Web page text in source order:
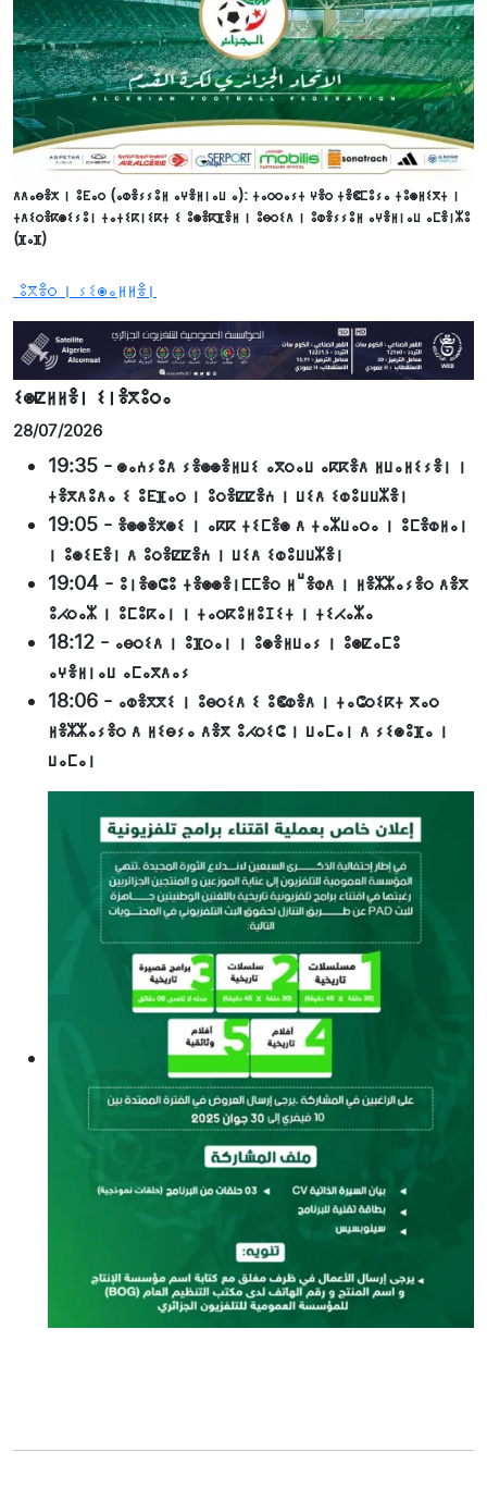
ⴷⴷⴰⴱⴻⵅ ⵏ ⵓⴹⴰⵔ (ⴰⵀⴻⵢⵢⵓⵍ ⴰⵖⴻⵍⵏⴰⵡ ⴰ): ⵜⴰⵔⵔⴰⵢⵜ ⵖⴻⵔ ⵜⴻⵞⵎⵓⵢⴰ ⵜⵓⵙⵍⵉⴳⵜ ⵏ
ⵜⴷⵉⵔⴻⴽⵙⵉⵢⵓⵏ ⵜⴰⵜⵉⴽⵏⵉⴽⵜ ⵉ ⵓⵙⴻⴽⴼⴻⵍ ⵏ ⵓⴱⵔⵉⴷ ⵏ ⵓⵀⴻⵢⵢⵓⵍ ⴰⵖⴻⵍⵏⴰⵡ ⴰⵎⴻⵏⵣⵓ
(ⴼⴰⴼ)
ⵓⴳⴻⵔ ⵏ ⵢⵉⵙⴰⵍⵍⴻⵏ
ⵉⵙⵇⵍⵍⴻⵏ ⵉⵏⴻⴳⵓⵔⴰ
28/07/2026
19:35 - ⵙⴰⵄⵢⵓⴷ ⵢⴻⵙⵙⴻⵍⵡⵉ ⴰⴳⵔⴰⵡ ⴰⴽⴽⴻⴷ ⵍⵡⴰⵍⵉⵢⴻⵏ ⵏ
ⵜⴻⴳⴷⵓⴷⴰ ⵉ ⵓⴹⴼⴰⵔ ⵏ ⵓⵔⴻⵇⵇⴻⵄ ⵏ ⵡⵉⴷ ⵉⵀⵓⵡⵡⵣⴻⵏ
19:05 - ⴻⵙⵙⴻⵅⵙⵉ ⵏ ⴰⴽⴽ ⵜⵉⵎⴻⵙ ⴷ ⵜⴰⵣⵡⴰⵔⴰ ⵏ ⵓⵎⴻⵀⵍⴰⵏ
ⵏ ⵓⵙⵉⴹⴻⵏ ⴷ ⵓⵔⴻⵇⵇⴻⵄ ⵏ ⵡⵉⴷ ⵉⵀⵓⵡⵡⵣⴻⵏ
19:04 - ⵓⵏⴻⵙⵛⵓ ⵜⴻⵙⵙⴻⵏⵎⵎⴻⵔ ⵍⵯⴻⵀⴷ ⵏ ⵍⴻⵣⵣⴰⵢⴻⵔ ⴷⴻⴳ
ⵓⵃⵔⴰⵣ ⵏ ⵓⵎⵓⴽⴰⵏ ⵏ ⵜⴰⵔⴽⵓⵍⵓⵊⵉⵜ ⵏ ⵜⵉⵃⴰⵣⴰ
18:12 - ⴰⴱⵔⵉⴷ ⵏ ⵓⴼⵔⴰⵏ ⵏ ⵓⵙⴻⵍⵡⴰⵢ ⵏ ⵓⵙⵇⴰⵎⵓ
ⴰⵖⴻⵍⵏⴰⵡ ⴰⵎⴰⴳⴷⴰⵢ
18:06 - ⴰⵀⴻⴳⴳⵉ ⵏ ⵓⴱⵔⵉⴷ ⵉ ⵓⵞⵀⴻⴷ ⵏ ⵜⴰⵛⵔⵉⴽⵜ ⴳⴰⵔ
ⵍⴻⵣⵣⴰⵢⴻⵔ ⴷ ⵍⵉⴱⵢⴰ ⴷⴻⴳ ⵓⵃⵔⵉⵛ ⵏ ⵡⴰⵎⴰⵏ ⴷ ⵢⵉⵙⵓⴼⴰ ⵏ
ⵡⴰⵎⴰⵏ